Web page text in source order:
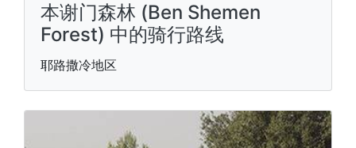
本谢门森林 (Ben Shemen
Forest) 中的骑行路线
耶路撒冷地区